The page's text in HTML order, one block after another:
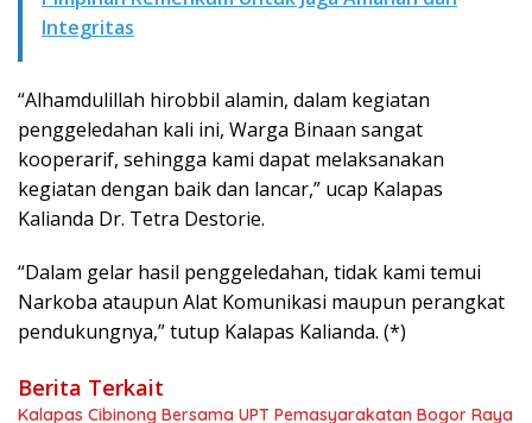
Integritas
“Alhamdulillah hirobbil alamin, dalam kegiatan
penggeledahan kali ini, Warga Binaan sangat
kooperarif, sehingga kami dapat melaksanakan
kegiatan dengan baik dan lancar,” ucap Kalapas
Kalianda Dr. Tetra Destorie.
“Dalam gelar hasil penggeledahan, tidak kami temui
Narkoba ataupun Alat Komunikasi maupun perangkat
pendukungnya,” tutup Kalapas Kalianda. (*)
Berita Terkait
Kalapas Cibinong Bersama UPT Pemasyarakatan Bogor Raya